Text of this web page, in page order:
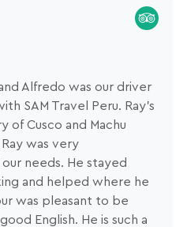
Alfredo was our driver
SAM Travel Peru. Ray's
of Cusco and Machu
was very
needs. He stayed
and helped where he
was pleasant to be
English. He is such a